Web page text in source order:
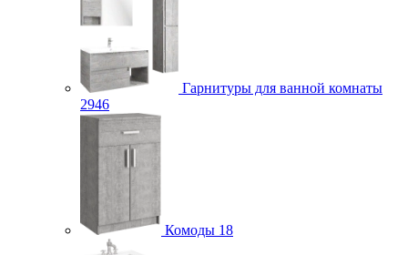
Гарнитуры для ванной комнаты
2946
Комоды 18